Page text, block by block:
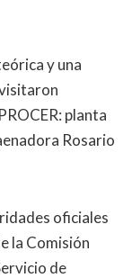
y una
planta
Rosario
oficiales
la Comisión
de